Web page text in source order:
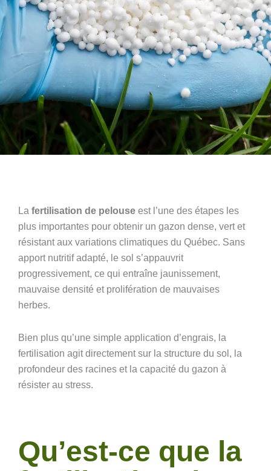
La fertilisation de pelouse est l’une des étapes les
plus importantes pour obtenir un gazon dense, vert et
résistant aux variations climatiques du Québec. Sans
apport nutritif adapté, le sol s’appauvrit
progressivement, ce qui entraîne jaunissement,
mauvaise densité et prolifération de mauvaises
herbes.
Bien plus qu’une simple application d’engrais, la
fertilisation agit directement sur la structure du sol, la
profondeur des racines et la capacité du gazon à
résister au stress.
Qu’est-ce que la